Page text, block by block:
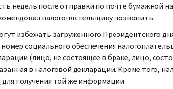
недель после отправки по почте бумажной
налогоплательщику позвонить.
избежать загруженного Президентского
социального обеспечения
(лицо, не состоящее в браке, лицо,
в налоговой декларации. Кроме того,
для получения той же информации.